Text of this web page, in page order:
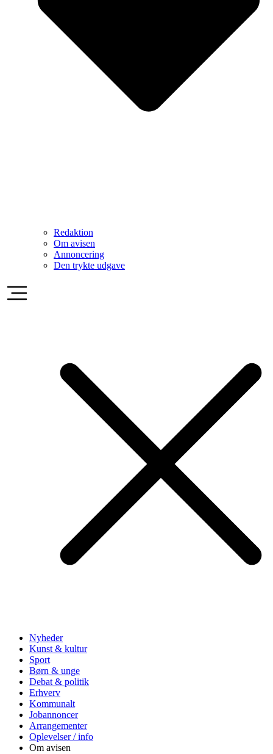
Redaktion
Om avisen
Annoncering
Den trykte udgave
Nyheder
Kunst & kultur
Sport
Børn & unge
Debat & politik
Erhverv
Kommunalt
Jobannoncer
Arrangementer
Oplevelser / info
Om avisen